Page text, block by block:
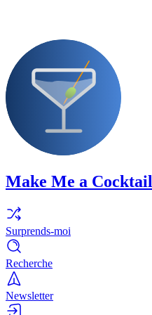
Make Me a Cocktail
Surprends-moi
Recherche
Newsletter